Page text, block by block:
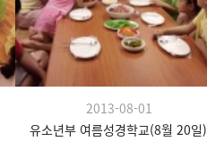
2013-08-01
유소년부 여름성경학교(8월 20일)